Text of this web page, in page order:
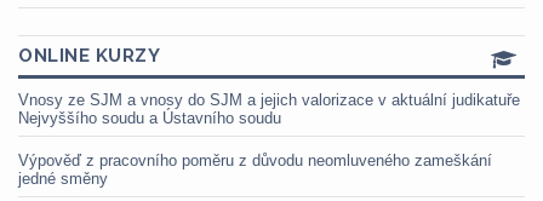
ONLINE KURZY
Vnosy ze SJM a vnosy do SJM a jejich valorizace v aktuální judikatuře
Nejvyššího soudu a Ústavního soudu
Výpověď z pracovního poměru z důvodu neomluveného zameškání
jedné směny